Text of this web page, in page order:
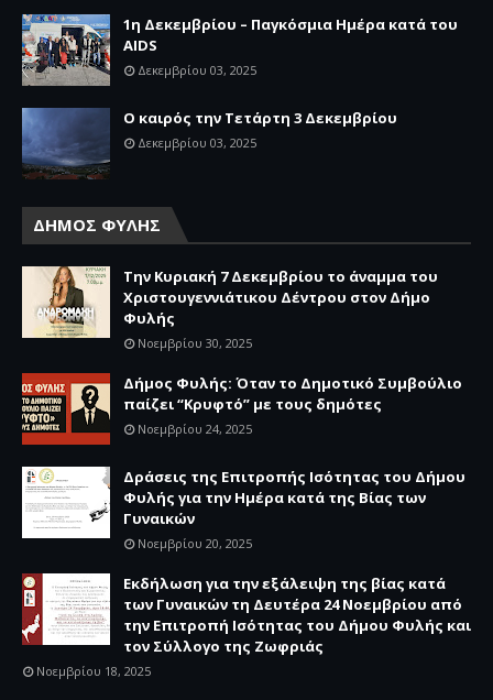
1η Δεκεμβρίου – Παγκόσμια Ημέρα κατά του
AIDS
Δεκεμβρίου 03, 2025
Ο καιρός την Τετάρτη 3 Δεκεμβρίου
Δεκεμβρίου 03, 2025
ΔΗΜΟΣ ΦΥΛΗΣ
Την Κυριακή 7 Δεκεμβρίου το άναμμα του
Χριστουγεννιάτικου Δέντρου στον Δήμο
Φυλής
Νοεμβρίου 30, 2025
Δήμος Φυλής: Όταν το Δημοτικό Συμβούλιο
παίζει “Κρυφτό” με τους δημότες
Νοεμβρίου 24, 2025
Δράσεις της Επιτροπής Ισότητας του Δήμου
Φυλής για την Ημέρα κατά της Βίας των
Γυναικών
Νοεμβρίου 20, 2025
Εκδήλωση για την εξάλειψη της βίας κατά
των Γυναικών τη Δευτέρα 24 Νοεμβρίου από
την Επιτροπή Ισότητας του Δήμου Φυλής και
τον Σύλλογο της Ζωφριάς
Νοεμβρίου 18, 2025